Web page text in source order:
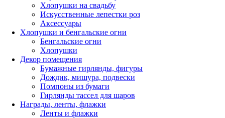
Хлопушки на свадьбу
Искусственные лепестки роз
Аксессуары
Хлопушки и бенгальские огни
Бенгальские огни
Хлопушки
Декор помещения
Бумажные гирлянды, фигуры
Дождик, мишура, подвески
Помпоны из бумаги
Гирлянды тассел для шаров
Награды, ленты, флажки
Ленты и флажки